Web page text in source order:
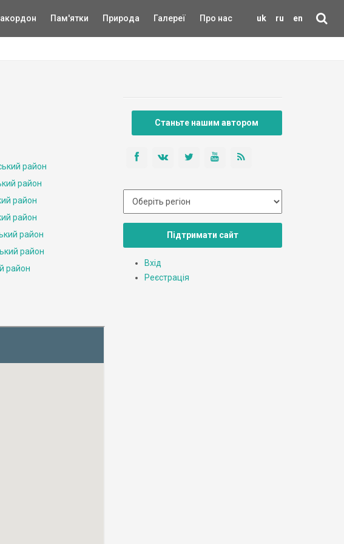
uk ru en
Пам'ятки Природа Галереї Про нас
район
район
район
район
район
район
район
Станьте нашим автором
Підтримати сайт
Вхід
Реєстрація